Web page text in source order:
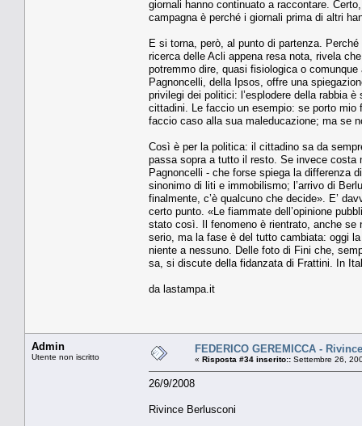
giornali hanno continuato a raccontare.
campagna è perché i giornali prima di altri
E si torna, però, al punto di partenza.
ricerca delle Acli appena resa nota, rivela
potremmo dire, quasi fisiologica o
Pagnoncelli, della Ipsos, offre una
privilegi dei politici: l’esplodere della rabbia
cittadini. Le faccio un esempio: se porto
faccio caso alla sua maleducazione; ma se
Così è per la politica: il cittadino sa da
passa sopra a tutto il resto. Se invece costa
Pagnoncelli - che forse spiega la differenza
sinonimo di liti e immobilismo; l’arrivo di
finalmente, c’è qualcuno che decide». E’
certo punto. «Le fiammate dell’opinione
stato così. Il fenomeno è rientrato, anche se
serio, ma la fase è del tutto cambiata: oggi
niente a nessuno. Delle foto di Fini che,
sa, si discute della fidanzata di Frattini. In
da lastampa.it
Admin
Utente non iscritto
FEDERICO GEREMICCA -
« Risposta #34 inserito:: Settembre 26,
26/9/2008
Rivince Berlusconi